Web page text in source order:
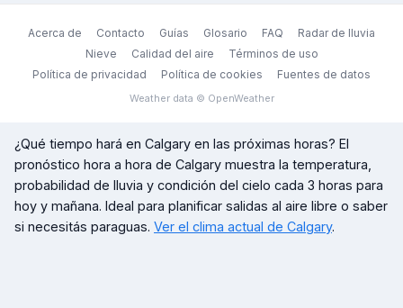
Acerca de Contacto Guías Glosario FAQ
Radar de lluvia
Nieve
Calidad del aire
Términos de uso
Política de privacidad
Política de cookies Fuentes de datos
Weather data © OpenWeather
¿Qué tiempo hará en Calgary en las próximas horas? El
pronóstico hora a hora de Calgary muestra la temperatura,
probabilidad de lluvia y condición del cielo cada 3 horas para
hoy y mañana. Ideal para planificar salidas al aire libre o saber
si necesitás paraguas. Ver el clima actual de Calgary.